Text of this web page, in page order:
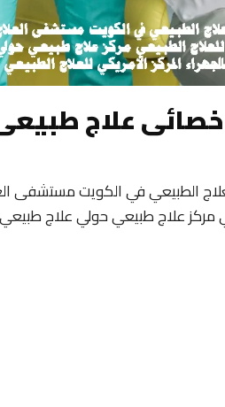
علاج
الطبيعي في الكويت مستشفى
علاج طبيعي حولي علاج طبيعي